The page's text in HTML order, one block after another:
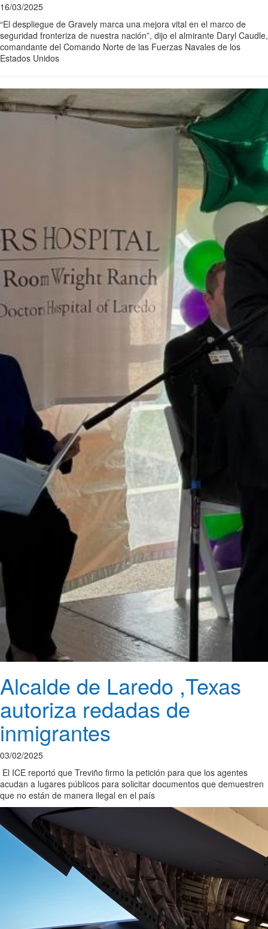
16/03/2025
“El despliegue de Gravely marca una mejora vital en el marco de
seguridad fronteriza de nuestra nación”, dijo el almirante Daryl Caudle,
comandante del Comando Norte de las Fuerzas Navales de los
Estados Unidos
Alcalde de Laredo ,Texas
autoriza redadas de
inmigrantes
03/02/2025
El ICE reportó que Treviño firmo la petición para que los agentes
acudan a lugares públicos para solicitar documentos que demuestren
que no están de manera ilegal en el país